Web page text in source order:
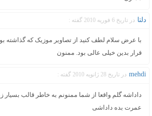
دلتا در تاریخ 6 فوریه 2010 گفته :
با عرض سلام لطف کنید از تصاویر موزیک که گذاشته
قرار بدین خیلی عالی بود. ممنون
mehdi در تاریخ 28 ژانویه 2010 گفته :
داداشه گلم واقعا از شما ممنونم به خاطر قالب بسیار
عمرت بده داداشی